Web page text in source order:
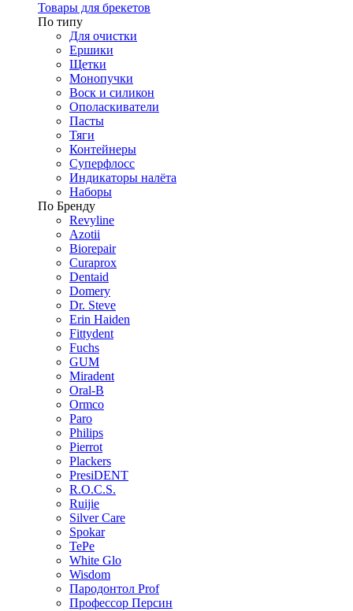
Товары для брекетов
По типу
Для очистки
Ершики
Щетки
Монопучки
Воск и силикон
Ополаскиватели
Пасты
Тяги
Контейнеры
Суперфлосс
Индикаторы налёта
Наборы
По Бренду
Revyline
Azotii
Biorepair
Curaprox
Dentaid
Domery
Dr. Steve
Erin Haiden
Fittydent
Fuchs
GUM
Miradent
Oral-B
Ormco
Paro
Philips
Pierrot
Plackers
PresiDENT
R.O.C.S.
Ruijie
Silver Care
Spokar
TePe
White Glo
Wisdom
Пародонтол Prof
Профессор Персин